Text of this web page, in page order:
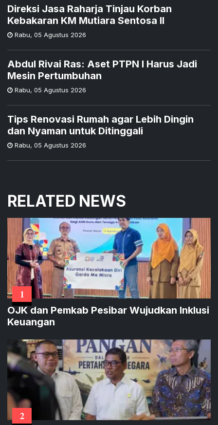
Direksi Jasa Raharja Tinjau Korban
Kebakaran KM Mutiara Sentosa II
Rabu, 05 Agustus 2026
Abdul Rivai Ras: Aset PTPN I Harus Jadi
Mesin Pertumbuhan
Rabu, 05 Agustus 2026
Tips Renovasi Rumah agar Lebih Dingin
dan Nyaman untuk Ditinggali
Rabu, 05 Agustus 2026
RELATED NEWS
1
OJK dan Pemkab Pesibar Wujudkan Inklusi
Keuangan
2